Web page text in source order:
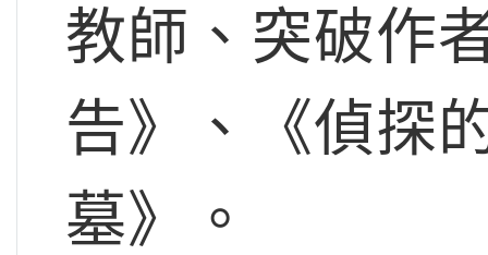
教師、突破作
告》、《偵探
墓》。